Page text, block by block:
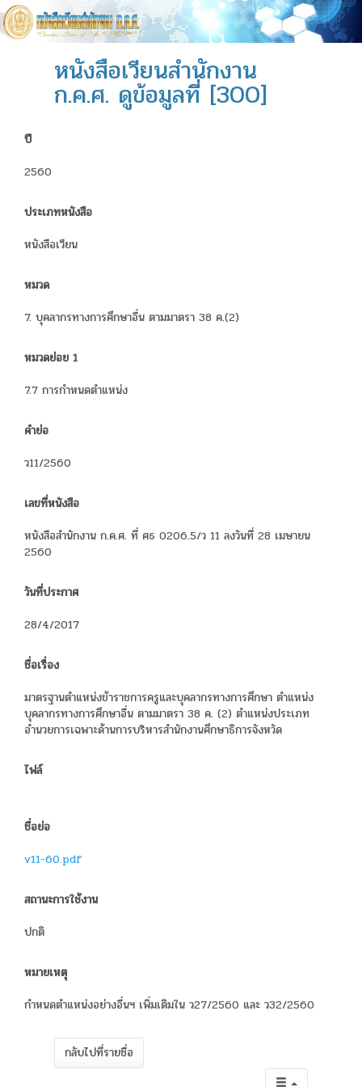
หนังสือเวียนสำนักงาน
ก.ค.ศ. ดูข้อมูลที่ [300]
ปี
2560
ประเภทหนังสือ
หนังสือเวียน
หมวด
7. บุคลากรทางการศึกษาอื่น ตามมาตรา 38 ค.(2)
หมวดย่อย 1
7.7 การกำหนดตำแหน่ง
คำย่อ
ว11/2560
เลขที่หนังสือ
หนังสือสำนักงาน ก.ค.ศ. ที่ ศธ 0206.5/ว 11 ลงวันที่ 28 เมษายน
2560
วันที่ประกาศ
28/4/2017
ชื่อเรื่อง
มาตรฐานตำแหน่งข้าราชการครูและบุคลากรทางการศึกษา ตำแหน่ง
บุคลากรทางการศึกษาอื่น ตามมาตรา 38 ค. (2) ตำแหน่งประเภท
อำนวยการเฉพาะด้านการบริหารสำนักงานศึกษาธิการจังหวัด
ไฟล์
ชื่อย่อ
v11-60.pdf
สถานะการใช้งาน
ปกติ
หมายเหตุ
กำหนดตำแหน่งอย่างอื่นฯ เพิ่มเติมใน ว27/2560 และ ว32/2560
กลับไปที่รายชื่อ